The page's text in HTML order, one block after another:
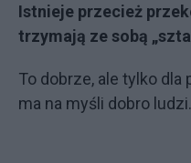
Istnieje przecież
trzymają ze sobą
To dobrze, ale tylko
ma na myśli dobro